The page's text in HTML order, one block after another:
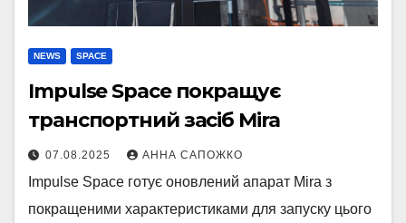
NEWS SPACE
Impulse Space покращує
транспортний засіб Mira
07.08.2025 АННА САПОЖКО
Impulse Space готує оновлений апарат Mira з
покращеними характеристиками для запуску цього